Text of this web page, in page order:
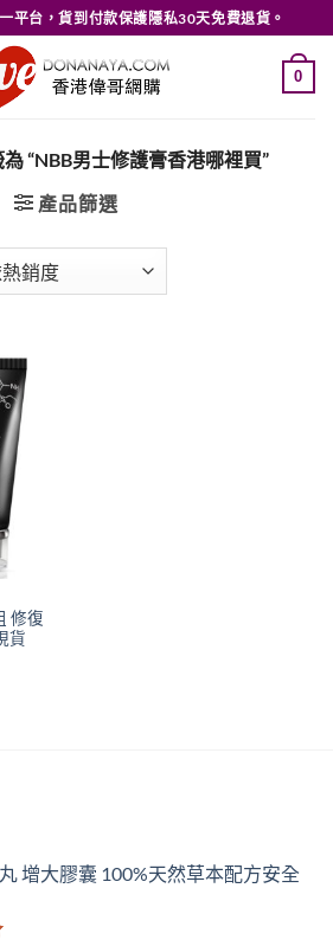
平台，貨到付款保護隱私30天免費退貨。
0
“NBB男士修護膏香港哪裡買”
產品篩選
修復
貨
增大膠囊 100%天然草本配方安全